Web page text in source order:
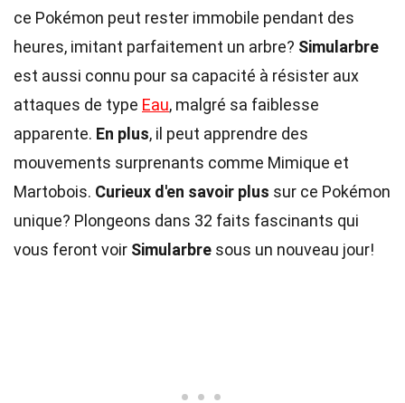
ce Pokémon peut rester immobile pendant des
heures, imitant parfaitement un arbre? Simularbre
est aussi connu pour sa capacité à résister aux
attaques de type Eau, malgré sa faiblesse
apparente. En plus, il peut apprendre des
mouvements surprenants comme Mimique et
Martobois. Curieux d'en savoir plus sur ce Pokémon
unique? Plongeons dans 32 faits fascinants qui
vous feront voir Simularbre sous un nouveau jour!